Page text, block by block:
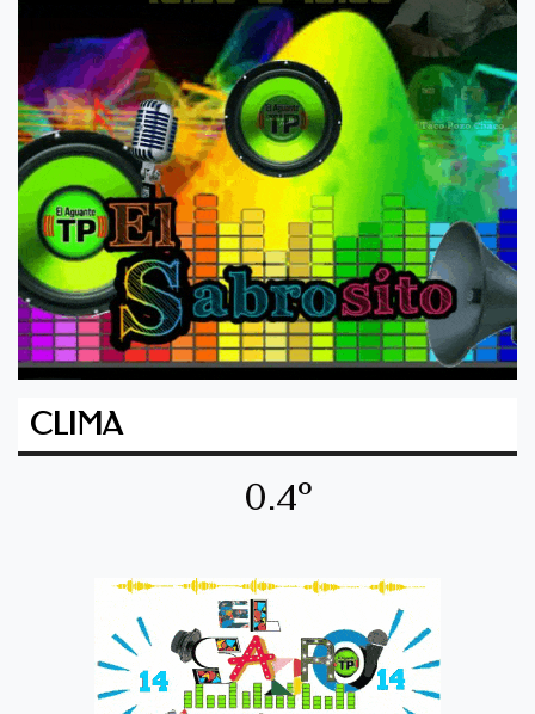
CLIMA
0.4º